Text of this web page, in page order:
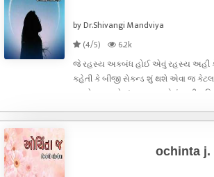
by Dr.Shivangi Mandviya
(4/5)
6.2k
જે રહસ્ય અકબંધ હોઈ એવું રહસ્ય અહી
કહેતી કે બીજી સેકન્ડ શું થશે એવા જ
ક્યારે માણસને શું મન થાય એનું નક્કી
ochinta j.